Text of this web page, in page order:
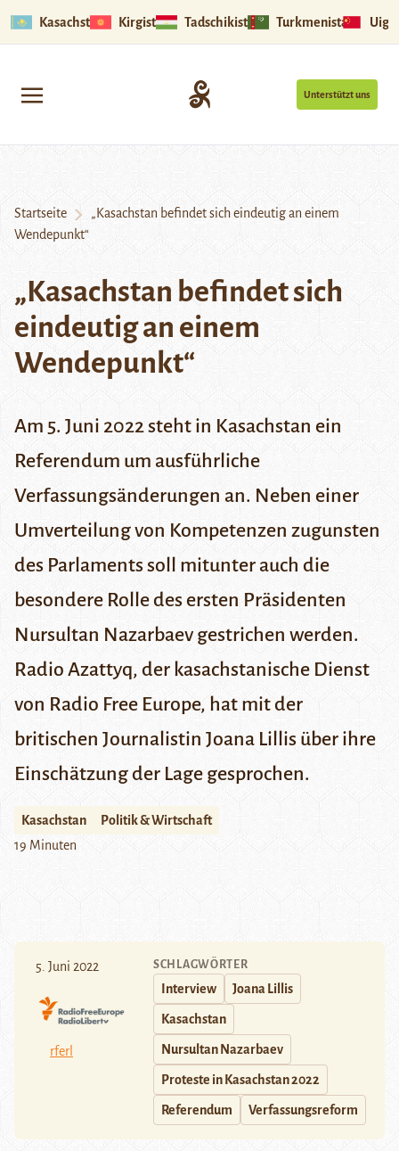
Kasachstan Kirgistan Tadschikistan Turkmenistan
Unterstützt uns
Startseite
„Kasachstan befindet sich eindeutig an einem
Wendepunkt“
„Kasachstan befindet sich
eindeutig an einem
Wendepunkt“
Am 5. Juni 2022 steht in Kasachstan ein
Referendum um ausführliche
Verfassungsänderungen an. Neben einer
Umverteilung von Kompetenzen zugunsten
des Parlaments soll mitunter auch die
besondere Rolle des ersten Präsidenten
Nursultan Nazarbaev gestrichen werden.
Radio Azattyq, der kasachstanische Dienst
von Radio Free Europe, hat mit der
britischen Journalistin Joana Lillis über ihre
Einschätzung der Lage gesprochen.
Kasachstan
Politik & Wirtschaft
19 Minuten
5. Juni 2022
rferl
SCHLAGWÖRTER
Interview Joana Lillis
Kasachstan
Nursultan Nazarbaev
Proteste in Kasachstan 2022
Referendum Verfassungsreform